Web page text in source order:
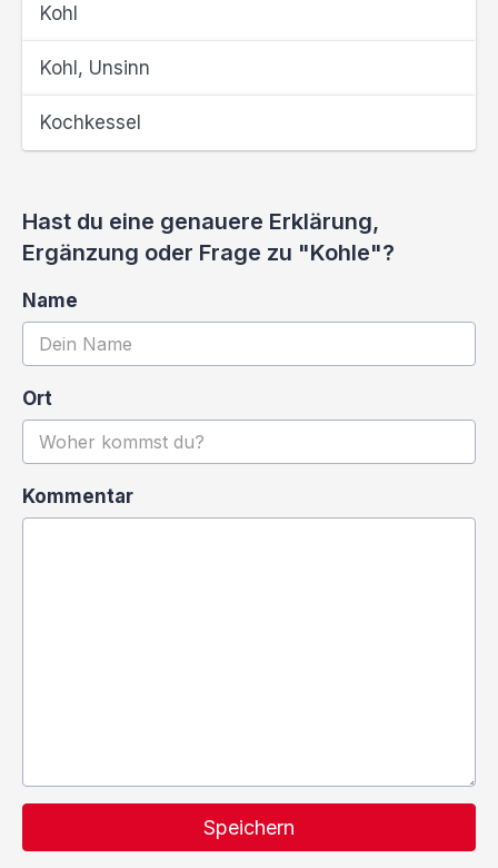
Kohl
Kohl, Unsinn
Kochkessel
Hast du eine genauere Erklärung,
Ergänzung oder Frage zu "Kohle"?
Name
Ort
Kommentar
Speichern